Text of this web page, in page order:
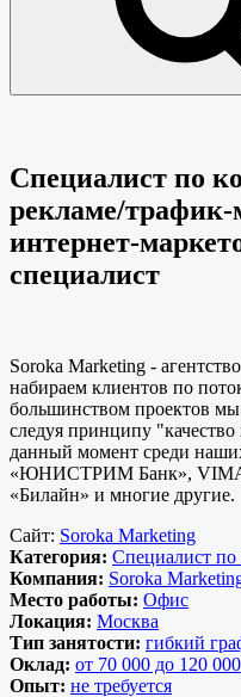
Специалист по
рекламе/трафик-
интернет-
специалист
Soroka Marketing -
набираем клиентов по
большинством проектов
следуя принципу
данный момент среди
«ЮНИСТРИМ Банк»,
«Билайн» и многие другие.
Сайт: Soroka Marketing
Категория: Специалист по
Компания: Soroka
Место работы: Офис
Локация: Москва
Тип занятости: гибкий
Оклад: от 70 000 до 120
Опыт: не требуется